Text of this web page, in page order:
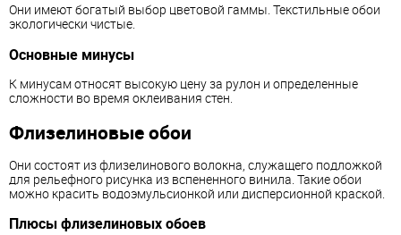
Они имеют богатый выбор цветовой гаммы. Текстильные обои
экологически чистые.
Основные минусы
К минусам относят высокую цену за рулон и определенные
сложности во время оклеивания стен.
Флизелиновые обои
Они состоят из флизелинового волокна, служащего подложкой
для рельефного рисунка из вспененного винила. Такие обои
можно красить водоэмульсионкой или дисперсионной краской.
Плюсы флизелиновых обоев